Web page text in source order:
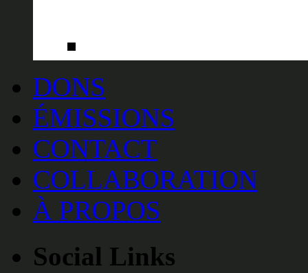
DONS
ÉMISSIONS
CONTACT
COLLABORATION
À PROPOS
Social Links